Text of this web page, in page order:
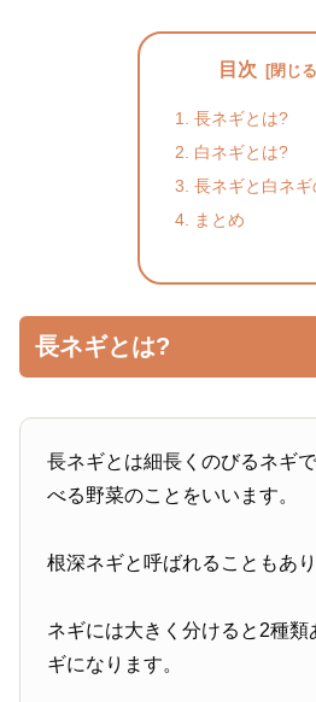
目次
長ネギとは?
白ネギとは?
長ネギと白ネギ
まとめ
長ネギとは?
長ネギとは細長くのびるネギ
べる野菜のことをいいます。
根深ネギと呼ばれることもあり
ネギには大きく分けると2種類
ギになります。